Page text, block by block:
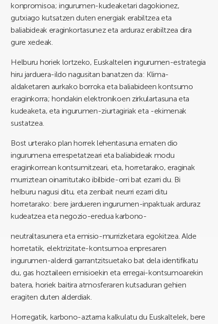
konpromisoa; ingurumen-kudeaketari dagokionez,
gutxiago kutsatzen duten energiak erabiltzea eta
baliabideak eraginkortasunez eta arduraz erabiltzea dira
gure xedeak.
Helburu horiek lortzeko, Euskaltelen ingurumen-estrategia
hiru jarduera-ildo nagusitan banatzen da: Klima-
aldaketaren aurkako borroka eta baliabideen kontsumo
eraginkorra; hondakin elektronikoen zirkulartasuna eta
kudeaketa, eta ingurumen-ziurtagiriak eta -ekimenak
sustatzea.
Bost urterako plan horrek lehentasuna ematen dio
ingurumena errespetatzeari eta baliabideak modu
eraginkorrean kontsumitzeari, eta, horretarako, eraginak
murriztean oinarritutako ibilbide-orri bat ezarri du. Bi
helburu nagusi ditu, eta zenbait neurri ezarri ditu
horretarako: bere jardueren ingurumen-inpaktuak arduraz
kudeatzea eta negozio-eredua karbono-
neutraltasunera eta emisio-murrizketara egokitzea. Alde
horretatik, elektrizitate-kontsumoa enpresaren
ingurumen-alderdi garrantzitsuetako bat dela identifikatu
du, gas hoztaileen emisioekin eta erregai-kontsumoarekin
batera, horiek baitira atmosferaren kutsaduran gehien
eragiten duten alderdiak.
Horregatik, karbono-aztarna kalkulatu du Euskaltelek, bere